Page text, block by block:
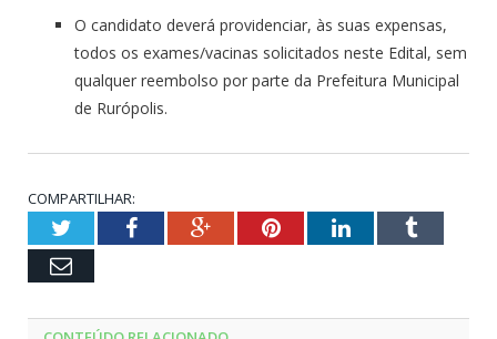
O candidato deverá providenciar, às suas expensas,
todos os exames/vacinas solicitados neste Edital, sem
qualquer reembolso por parte da Prefeitura Municipal
de Rurópolis.
COMPARTILHAR:
TwitterFacebookGoogle+PinterestLinkedInTumblr
Email